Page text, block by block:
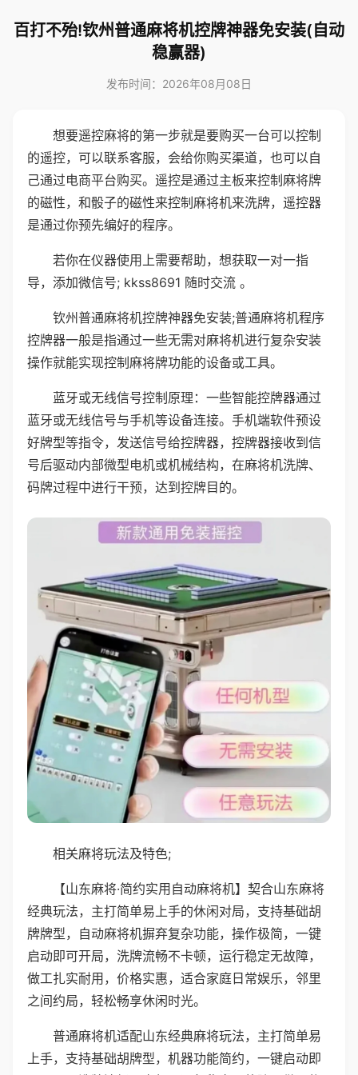
百打不殆!钦州普通麻将机控牌神器免安装(自动
稳赢器)
发布时间：2026年08月08日
想要遥控麻将的第一步就是要购买一台可以控制
的遥控，可以联系客服，会给你购买渠道，也可以自
己通过电商平台购买。遥控是通过主板来控制麻将牌
的磁性，和骰子的磁性来控制麻将机来洗牌，遥控器
是通过你预先编好的程序。
若你在仪器使用上需要帮助，想获取一对一指
导，添加微信号; kkss8691 随时交流 。
钦州普通麻将机控牌神器免安装;普通麻将机程序
控牌器一般是指通过一些无需对麻将机进行复杂安装
操作就能实现控制麻将牌功能的设备或工具。
蓝牙或无线信号控制原理：一些智能控牌器通过
蓝牙或无线信号与手机等设备连接。手机端软件预设
好牌型等指令，发送信号给控牌器，控牌器接收到信
号后驱动内部微型电机或机械结构，在麻将机洗牌、
码牌过程中进行干预，达到控牌目的。
相关麻将玩法及特色;
【山东麻将·简约实用自动麻将机】契合山东麻将
经典玩法，主打简单易上手的休闲对局，支持基础胡
牌牌型，自动麻将机摒弃复杂功能，操作极简，一键
启动即可开局，洗牌流畅不卡顿，运行稳定无故障，
做工扎实耐用，价格实惠，适合家庭日常娱乐，邻里
之间约局，轻松畅享休闲时光。
普通麻将机适配山东经典麻将玩法，主打简单易
上手，支持基础胡牌型，机器功能简约，一键启动即